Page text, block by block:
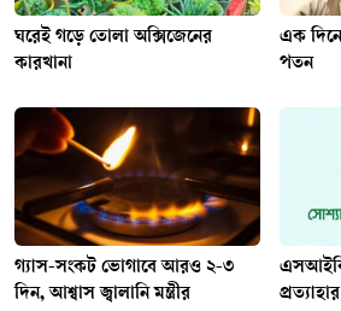
ঘরেই গড়ে তোলা অক্সিজেনের
কারখানা
এক
পতন
গ্যাস-সংকট ভোগাবে আরও ২-৩
দিন, আশ্বাস জ্বালানি মন্ত্রীর
প্রত্যাহার